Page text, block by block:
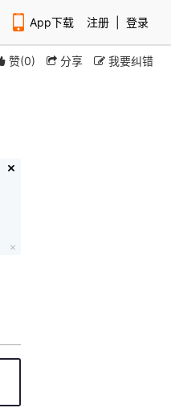
App下载 注册 登录
赞(0) 分享 我要纠错